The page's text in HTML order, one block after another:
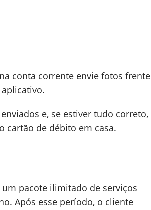
conta corrente envie fotos frente
e, se estiver tudo correto,
cartão de débito em casa.
um pacote ilimitado de serviços
Após esse período, o cliente